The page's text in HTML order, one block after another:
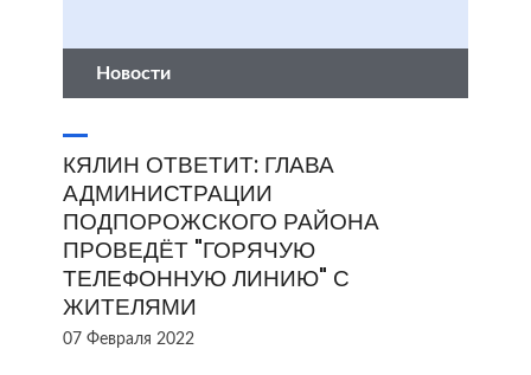
Новости
КЯЛИН ОТВЕТИТ: ГЛАВА
АДМИНИСТРАЦИИ
ПОДПОРОЖСКОГО РАЙОНА
ПРОВЕДЁТ "ГОРЯЧУЮ
ТЕЛЕФОННУЮ ЛИНИЮ" С
ЖИТЕЛЯМИ
07 Февраля 2022